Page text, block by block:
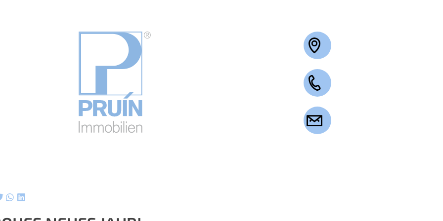
+49 2263 3003